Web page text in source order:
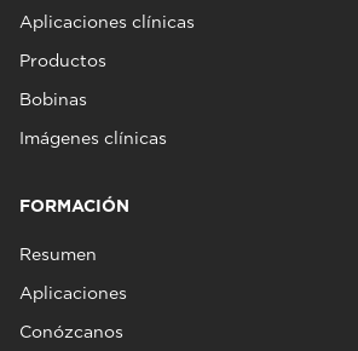
Aplicaciones clínicas
Productos
Bobinas
Imágenes clínicas
FORMACIÓN
Resumen
Aplicaciones
Conózcanos